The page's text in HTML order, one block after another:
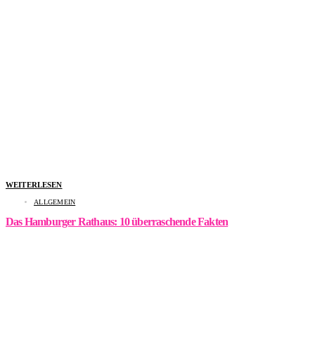
WEITERLESEN
ALLGEMEIN
Das Hamburger Rathaus: 10 überraschende Fakten